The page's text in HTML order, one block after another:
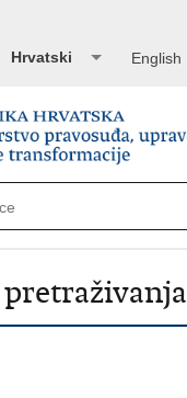
English
Hrvatski